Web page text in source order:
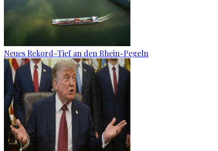
Neues Rekord-Tief an den Rhein-Pegeln